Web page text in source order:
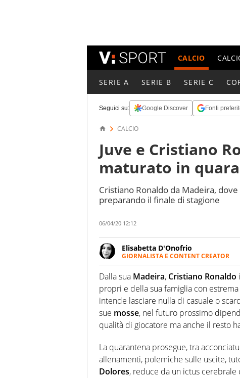
CALCIO
SERIE A SERIE B SERIE C
Seguici su: Google Discover Fonti
CALCIO
Juve e Cristiano
maturato in
Cristiano Ronaldo da Madeira,
preparando il finale di stagione
06/04/20 12:12
Elisabetta D'Onofrio
GIORNALISTA E CONTENT CREATOR
Giornalista professionista dal
soprattutto di calcio, di sport e dei
nell'ambito della creazione di
ruolo di libero. Cura una
Dalla sua Madeira, Cristiano Ronaldo
propri e della sua famiglia con
intende lasciare nulla di casuale o
sue mosse, nel futuro prossimo
qualità di giocatore ma anche il resto
La quarantena prosegue, tra
allenamenti, polemiche sulle uscite,
Dolores, reduce da un ictus cerebrale